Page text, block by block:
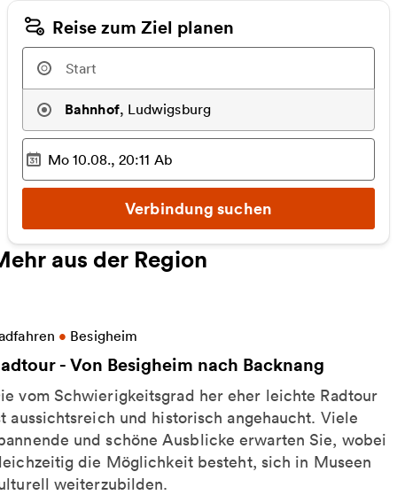
Reise zum Ziel planen
Bahnhof, Ludwigsburg
Ausgewählter Zeitpunkt
Mo 10.08., 20:11 Ab
Verbindung suchen
aus der Region
• Besigheim
- Von Besigheim nach Backnang
vom Schwierigkeitsgrad her eher leichte Radtour
aussichtsreich und historisch angehaucht. Viele
und schöne Ausblicke erwarten Sie, wobei
die Möglichkeit besteht, sich in Museen
weiterzubilden.
Informationen zu Radtour - Von Besigheim